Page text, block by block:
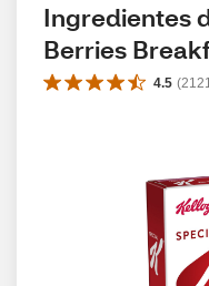
Ingredientes
Berries
4.5 (2121